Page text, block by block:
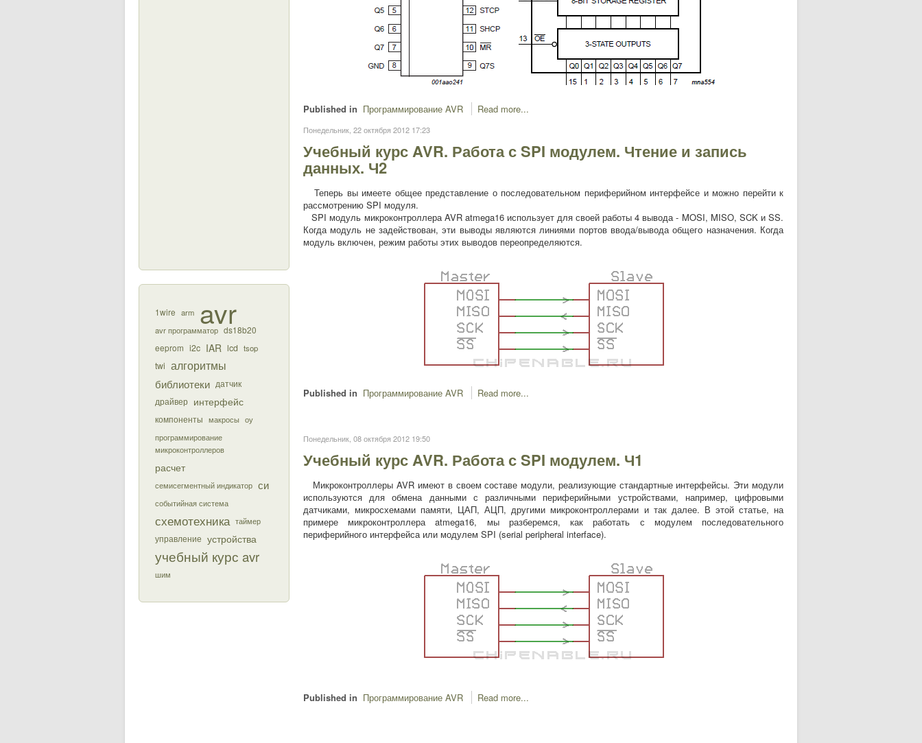
1wire arm avr
avr программатор ds18b20
eeprom i2c IAR lcd tsop
twi алгоритмы
библиотеки датчик
драйвер интерфейс
компоненты макросы оу
программирование
микроконтроллеров
расчет
семисегментный индикатор си
событийная система
схемотехника таймер
управление устройства
учебный курс avr
шим
Published in Программирование AVR Read more...
Понедельник, 22 октября 2012 17:23
Учебный курс AVR. Работа с SPI модулем. Чтение и запись
данных. Ч2
Теперь вы имеете общее представление о последовательном периферийном интерфейсе и можно перейти к
рассмотрению SPI модуля.
SPI модуль микроконтроллера AVR atmega16 использует для своей работы 4 вывода - MOSI, MISO, SCK и SS.
Когда модуль не задействован, эти выводы являются линиями портов ввода/вывода общего назначения. Когда
модуль включен, режим работы этих выводов переопределяются.
Published in Программирование AVR Read more...
Понедельник, 08 октября 2012 19:50
Учебный курс AVR. Работа с SPI модулем. Ч1
Микроконтроллеры AVR имеют в своем составе модули, реализующие стандартные интерфейсы. Эти модули
используются для обмена данными с различными периферийными устройствами, например, цифровыми
датчиками, микросхемами памяти, ЦАП, АЦП, другими микроконтроллерами и так далее. В этой статье, на
примере микроконтроллера atmega16, мы разберемся, как работать с модулем последовательного
периферийного интерфейса или модулем SPI (serial peripheral interface).
Published in Программирование AVR Read more...